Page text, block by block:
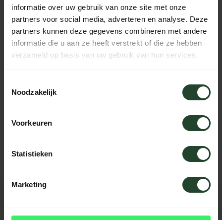
informatie over uw gebruik van onze site met onze
partners voor social media, adverteren en analyse. Deze
partners kunnen deze gegevens combineren met andere
informatie die u aan ze heeft verstrekt of die ze hebben
verzameld op basis van uw gebruik van hun services.
Noodzakelijk
Voorkeuren
Statistieken
Marketing
PRODUCTOMSCHRIJVING
Neem contact op, onze medewerkers
REVIEWS